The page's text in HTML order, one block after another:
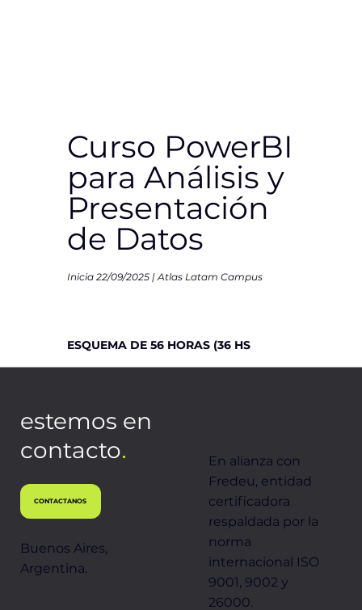
Curso PowerBI
para Análisis y
Presentación
de Datos
Inicia 22/09/2025 | Atlas Latam Campus
ESQUEMA DE 56 HORAS (36 HS
MÁS TAREAS Y PROYECTO)
Horas presenciales/virtuales en tiempo
real, clases asincrónicas y de
INCLUYE CERTIFICADO FREDEU
INSCRIBIRSE 🇦🇷
estemos en
contacto.
Buenos Aires,
Argentina.
CONTACTANOS
En alianza con
Fredeu, entidad
certificadora
respaldada por la
norma
internacional ISO
9001, 9002 y
26000.